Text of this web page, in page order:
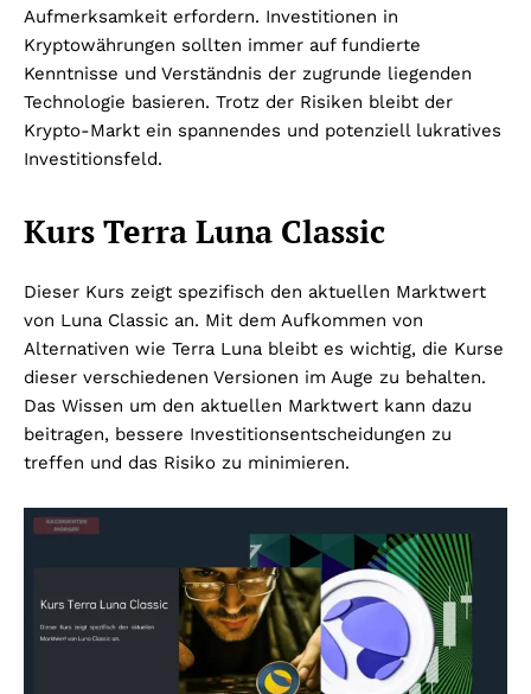
Aufmerksamkeit erfordern. Investitionen in
Kryptowährungen sollten immer auf fundierte
Kenntnisse und Verständnis der zugrunde liegenden
Technologie basieren. Trotz der Risiken bleibt der
Krypto-Markt ein spannendes und potenziell lukratives
Investitionsfeld.
Kurs Terra Luna Classic
Dieser Kurs zeigt spezifisch den aktuellen Marktwert
von Luna Classic an. Mit dem Aufkommen von
Alternativen wie Terra Luna bleibt es wichtig, die Kurse
dieser verschiedenen Versionen im Auge zu behalten.
Das Wissen um den aktuellen Marktwert kann dazu
beitragen, bessere Investitionsentscheidungen zu
treffen und das Risiko zu minimieren.